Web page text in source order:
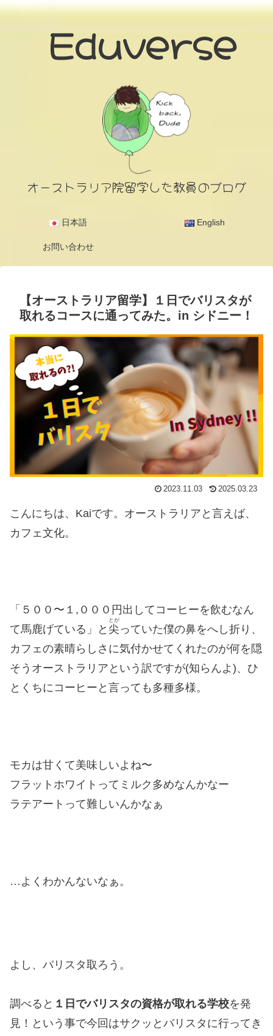
Eduverse
オーストラリア院留学した教員のブログ
日本語 English
お問い合わせ
【オーストラリア留学】１日でバリスタが
取れるコースに通ってみた。in シドニー！
2023.11.03 2025.03.23
こんにちは、Kaiです。オーストラリアと言えば、
カフェ文化。
「５００〜１,０００円出してコーヒーを飲むなん
て馬鹿げている」と 尖
とが
っていた僕の鼻をへし折り、
カフェの素晴らしさに気付かせてくれたのが何を隠
そうオーストラリアという訳ですが(知らんよ)、ひ
とくちにコーヒーと言っても多種多様。
モカは甘くて美味しいよね〜
フラットホワイトってミルク多めなんかなー
ラテアートって難しいんかなぁ
…よくわかんないなぁ。
よし、バリスタ取ろう。
調べると １日でバリスタの資格が取れる学校を発
見！という事で今回はサクッとバリスタに行ってき